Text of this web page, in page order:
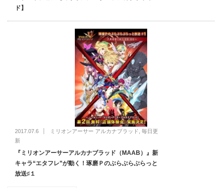
ド】
2017.07.6 ミリオンアーサー アルカナブラッド 毎日更
新
『ミリオンアーサーアルカナブラッド（MAAB）』新
キャラ“エタフレ”が動く！琢磨Ｐのぶらぶらぶらっと
放送♯１